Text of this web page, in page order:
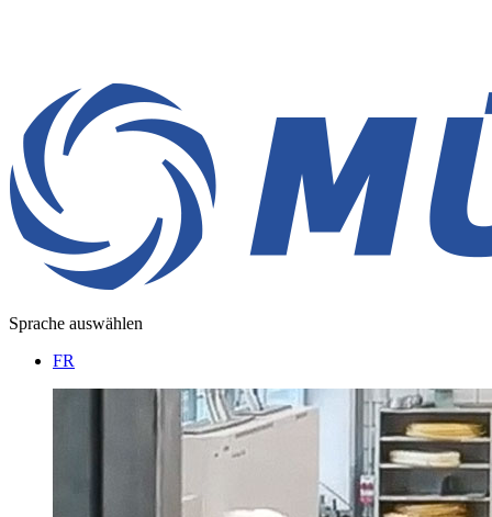
Sprache auswählen
FR